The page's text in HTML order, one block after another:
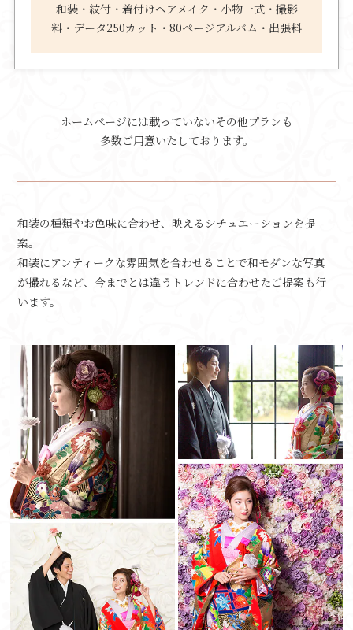
和装・紋付・着付けヘアメイク・小物一式・撮影
料・データ250カット・80ページアルバム・出張料
ホームページには載っていないその他プランも
多数ご用意いたしております。
和装の種類やお色味に合わせ、映えるシチュエーションを提
案。
和装にアンティークな雰囲気を合わせることで和モダンな写真
が撮れるなど、今までとは違うトレンドに合わせたご提案も行
います。